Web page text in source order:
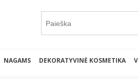
NAGAMS DEKORATYVINĖ KOSMETIKA